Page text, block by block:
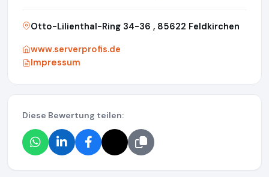
Otto-Lilienthal-Ring 34-36 , 85622 Feldkirchen
www.serverprofis.de
Impressum
Diese Bewertung teilen: